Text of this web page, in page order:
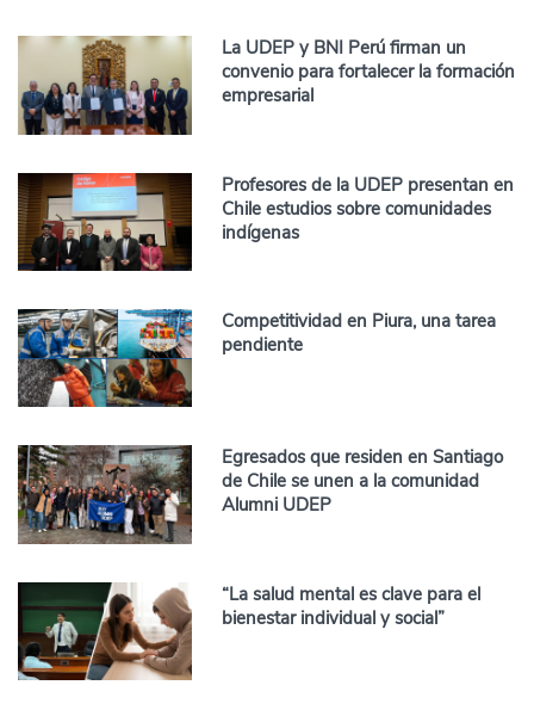
La UDEP y BNI Perú firman un
convenio para fortalecer la formación
empresarial
Profesores de la UDEP presentan en
Chile estudios sobre comunidades
indígenas
Competitividad en Piura, una tarea
pendiente
Egresados que residen en Santiago
de Chile se unen a la comunidad
Alumni UDEP
“La salud mental es clave para el
bienestar individual y social”